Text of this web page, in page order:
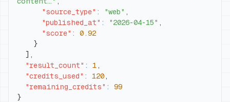
"source_type" : "web" ,
"published_at" : "2026-04-15" ,
"score" :
0.92
}
] ,
"result_count" : 1 ,
"credits_used" : 120 ,
"remaining_credits" :
99
}